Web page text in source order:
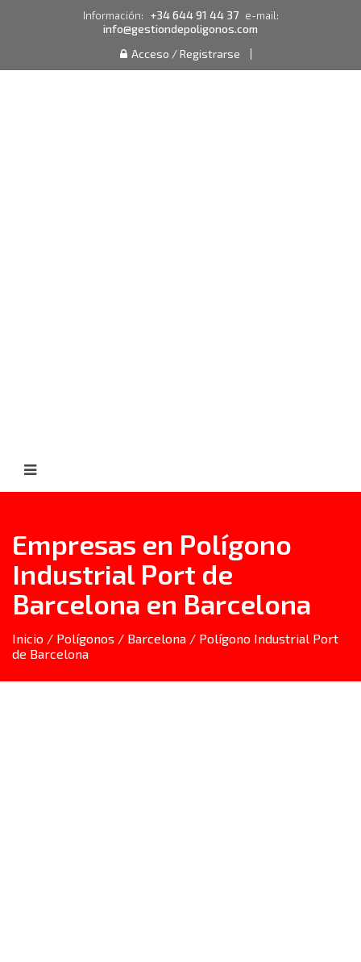
Información: +34 644 91 44 37 e-mail:
info@gestiondepoligonos.com
Acceso / Registrarse
Empresas en Polígono
Industrial Port de
Barcelona en Barcelona
Inicio / Polígonos / Barcelona / Polígono Industrial Port
de Barcelona